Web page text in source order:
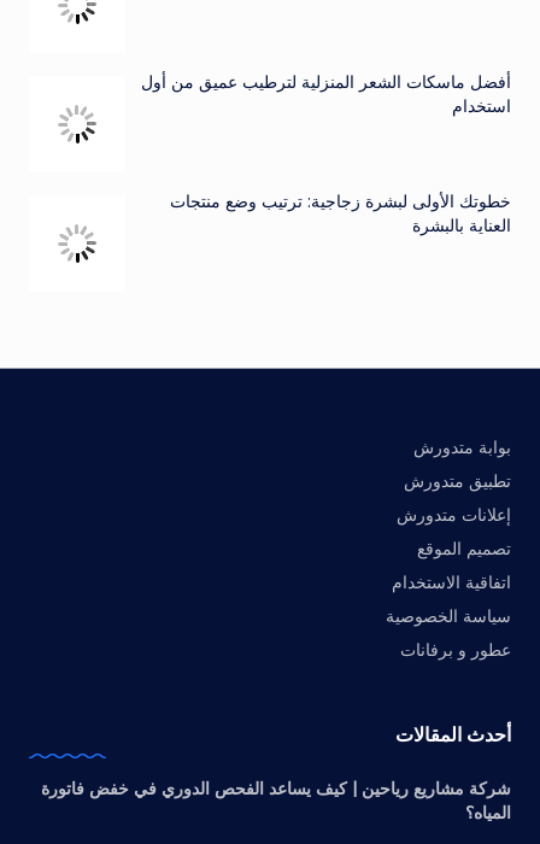
أفضل ماسكات الشعر المنزلية لترطيب عميق من أول
استخدام
خطوتك الأولى لبشرة زجاجية: ترتيب وضع منتجات
العناية بالبشرة
بوابة متدورش
تطبيق متدورش
إعلانات متدورش
تصميم الموقع
اتفاقية الاستخدام
سياسة الخصوصية
عطور و برفانات
أحدث المقالات
شركة مشاريع رياحين | كيف يساعد الفحص الدوري في خفض فاتورة
المياه؟